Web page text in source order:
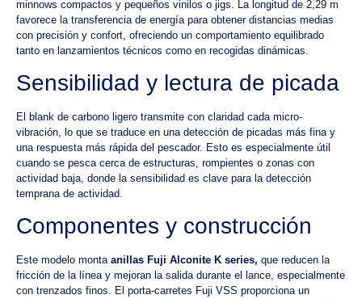
minnows compactos y pequeños vinilos o jigs. La longitud de 2,29 m
favorece la transferencia de energía para obtener distancias medias
con precisión y confort, ofreciendo un comportamiento equilibrado
tanto en lanzamientos técnicos como en recogidas dinámicas.
Sensibilidad y lectura de picada
El blank de carbono ligero transmite con claridad cada micro-
vibración, lo que se traduce en una detección de picadas más fina y
una respuesta más rápida del pescador. Esto es especialmente útil
cuando se pesca cerca de estructuras, rompientes o zonas con
actividad baja, donde la sensibilidad es clave para la detección
temprana de actividad.
Componentes y construcción
Este modelo monta anillas Fuji Alconite K series, que reducen la
fricción de la línea y mejoran la salida durante el lance, especialmente
con trenzados finos. El porta-carretes Fuji VSS proporciona un